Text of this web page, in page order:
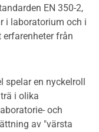
EN 350-2,
i laboratorium och i
från
spelar en nyckelroll
i olika
och
av "värsta